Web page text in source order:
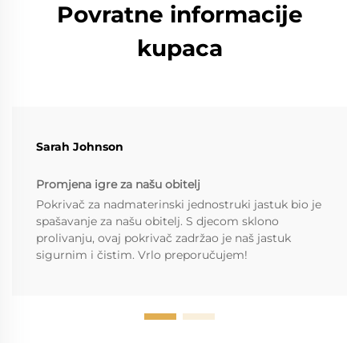
Povratne informacije
kupaca
Sarah Johnson
Promjena igre za našu obitelj
Pokrivač za nadmaterinski jednostruki jastuk bio je
spašavanje za našu obitelj. S djecom sklono
prolivanju, ovaj pokrivač zadržao je naš jastuk
sigurnim i čistim. Vrlo preporučujem!